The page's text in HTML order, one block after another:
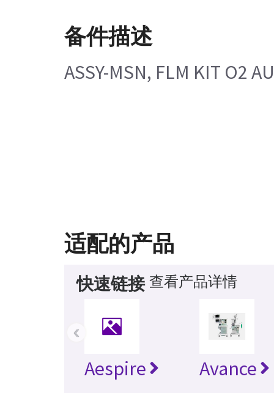
备件描述
ASSY-MSN, FLM KIT O2
适配的产品
快速链接 查看产品详情
Aespire Avance
‹